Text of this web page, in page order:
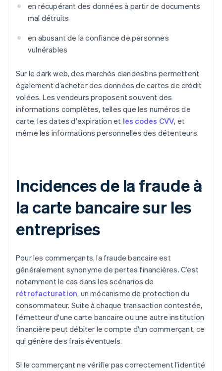
en récupérant des données à partir de documents
mal détruits
en abusant de la confiance de personnes
vulnérables
Sur le dark web, des marchés clandestins permettent
également d’acheter des données de cartes de crédit
volées. Les vendeurs proposent souvent des
informations complètes, telles que les numéros de
carte, les dates d'expiration et les codes CVV, et
même les informations personnelles des détenteurs.
Incidences de la fraude à
la carte bancaire sur les
entreprises
Pour les commerçants, la fraude bancaire est
généralement synonyme de pertes financières. C’est
notamment le cas dans les scénarios de
rétrofacturation, un mécanisme de protection du
consommateur. Suite à chaque transaction contestée,
l'émetteur d'une carte bancaire ou une autre institution
financière peut débiter le compte d'un commerçant, ce
qui génère des frais éventuels.
Si le commerçant ne vérifie pas correctement l'identité